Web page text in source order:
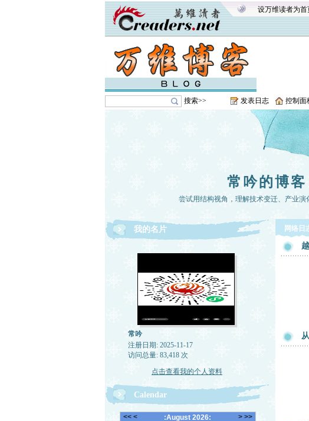
设万维读者为首
搜索>> 发表日志 控制面
常吟的博客
尝试用结构视角，理解技术变迁、产业演
我的名片
常吟
注册日期: 2025-11-17
访问总量: 83,418 次
点击查看我的个人资料
Calendar
网络日